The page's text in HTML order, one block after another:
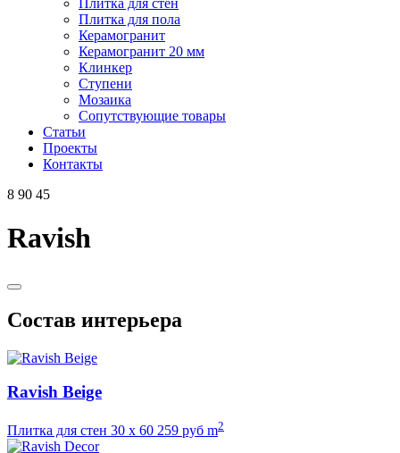
Плитка для стен
Плитка для пола
Керамогранит
Керамогранит 20 мм
Клинкер
Ступени
Мозаика
Сопутствующие товары
Статьи
Проекты
Контакты
8 90 45
Ravish
Состав интерьера
Ravish Beige
Плитка для стен 30 х 60 259 руб m2